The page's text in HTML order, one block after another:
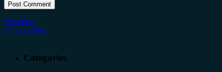
Next Post
Previous Post
Categories